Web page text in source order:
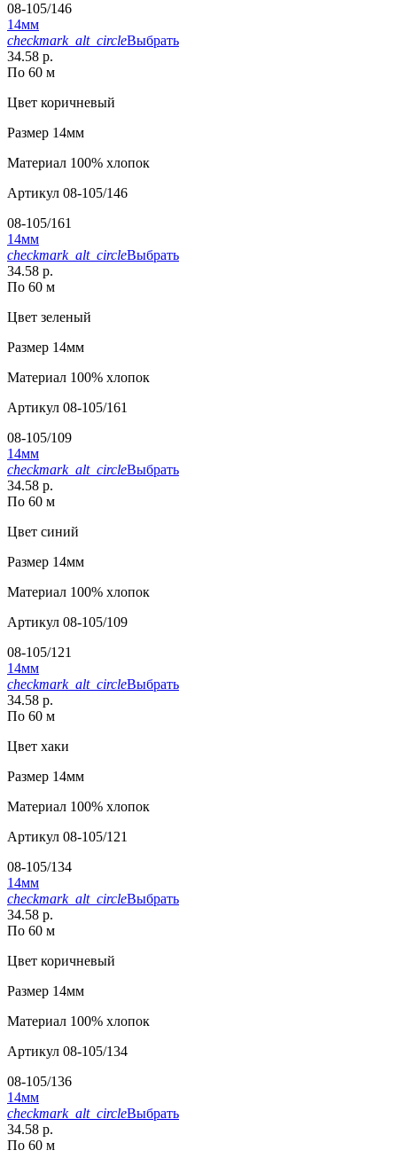
08-105/146
14мм
checkmark_alt_circleВыбрать
34.58 р.
По 60 м
Цвет коричневый
Размер 14мм
Материал 100% хлопок
Артикул 08-105/146
08-105/161
14мм
checkmark_alt_circleВыбрать
34.58 р.
По 60 м
Цвет зеленый
Размер 14мм
Материал 100% хлопок
Артикул 08-105/161
08-105/109
14мм
checkmark_alt_circleВыбрать
34.58 р.
По 60 м
Цвет синий
Размер 14мм
Материал 100% хлопок
Артикул 08-105/109
08-105/121
14мм
checkmark_alt_circleВыбрать
34.58 р.
По 60 м
Цвет хаки
Размер 14мм
Материал 100% хлопок
Артикул 08-105/121
08-105/134
14мм
checkmark_alt_circleВыбрать
34.58 р.
По 60 м
Цвет коричневый
Размер 14мм
Материал 100% хлопок
Артикул 08-105/134
08-105/136
14мм
checkmark_alt_circleВыбрать
34.58 р.
По 60 м